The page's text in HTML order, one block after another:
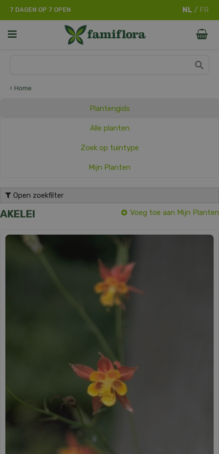
Home
7 DAGEN OP 7 OPEN
Plantengids
Alle planten
Zoek op tuintype
Mijn Planten
Open zoekfilter
AKELEI Voeg toe aan Mijn Planten